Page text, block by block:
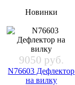
Новинки
9050 руб.
N76603 Дефлектор
на вилку